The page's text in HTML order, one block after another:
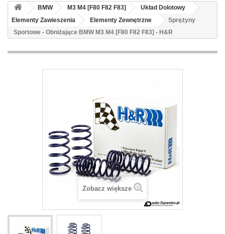
BMW M3 M4 [F80 F82 F83]
Układ Dolotowy
Elementy Zawieszenia
Elementy Zewnętrzne
Sprężyny
Sportowe - Obniżające BMW M3 M4 [F80 F82 F83] - H&R
Zobacz większe